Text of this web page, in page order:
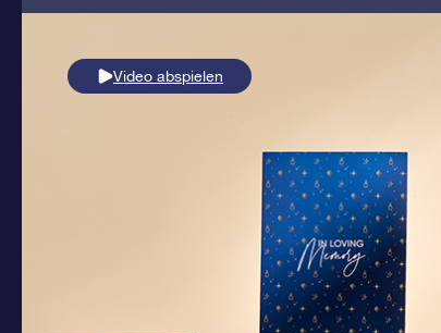
Video abspielen